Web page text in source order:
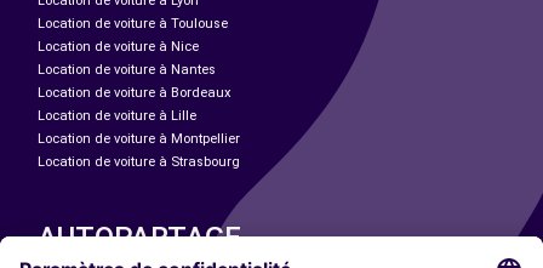
Location de voiture à Toulouse
Location de voiture à Nice
Location de voiture à Nantes
Location de voiture à Bordeaux
Location de voiture à Lille
Location de voiture à Montpellier
Location de voiture à Strasbourg
AUTOPARTAGE